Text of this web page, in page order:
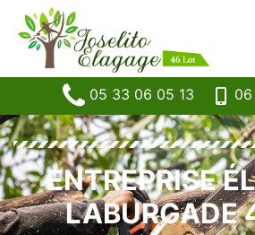
05 33 06 05 13
ENTREPRISE
LABURGADE